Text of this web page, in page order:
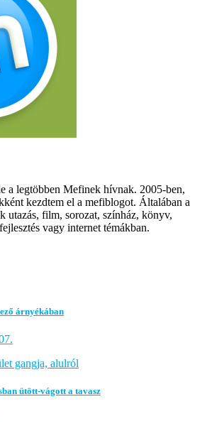
a legtöbben Mefinek hívnak. 2005-ben,
kezdtem el a mefiblogot. Általában a
utazás, film, sorozat, színház, könyv,
vagy internet témákban.
árnyékában
ütött-vágott a tavasz